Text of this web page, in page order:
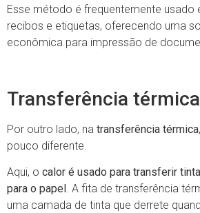
Esse método é frequentemente usado
recibos e etiquetas, oferecendo uma
econômica para impressão de
Transferência térmica
Por outro lado, na transferência térmica
pouco diferente.
Aqui, o calor é usado para transferir
para o papel. A fita de transferência
uma camada de tinta que derrete